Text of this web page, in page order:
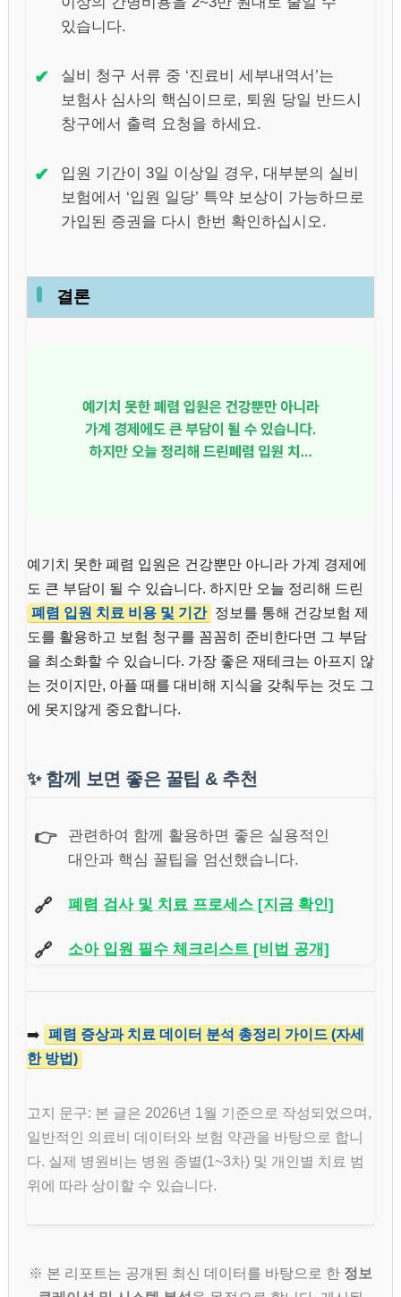
있습니다.
✔
실비 청구 서류 중 ‘진료비 세부내역서’는
보험사 심사의 핵심이므로, 퇴원 당일 반드시
창구에서 출력 요청을 하세요.
✔
입원 기간이 3일 이상일 경우, 대부분의 실비
보험에서 ‘입원 일당’ 특약 보상이 가능하므로
가입된 증권을 다시 한번 확인하십시오.
결론
예기치 못한 폐렴 입원은 건강뿐만 아니라 가계 경제에
도 큰 부담이 될 수 있습니다. 하지만 오늘 정리해 드린
폐렴 입원 치료 비용 및 기간 정보를 통해 건강보험 제
도를 활용하고 보험 청구를 꼼꼼히 준비한다면 그 부담
을 최소화할 수 있습니다. 가장 좋은 재테크는 아프지 않
는 것이지만, 아플 때를 대비해 지식을 갖춰두는 것도 그
에 못지않게 중요합니다.
✨ 함께 보면 좋은 꿀팁 & 추천
👉
관련하여 함께 활용하면 좋은 실용적인
대안과 핵심 꿀팁을 엄선했습니다.
🔗 폐렴 검사 및 치료 프로세스 [지금 확인]
🔗 소아 입원 필수 체크리스트 [비법 공개]
➡️ 폐렴 증상과 치료 데이터 분석 총정리 가이드 (자세
한 방법)
고지 문구: 본 글은 2026년 1월 기준으로 작성되었으며,
일반적인 의료비 데이터와 보험 약관을 바탕으로 합니
다. 실제 병원비는 병원 종별(1~3차) 및 개인별 치료 범
위에 따라 상이할 수 있습니다.
※ 본 리포트는 공개된 최신 데이터를 바탕으로 한 정보